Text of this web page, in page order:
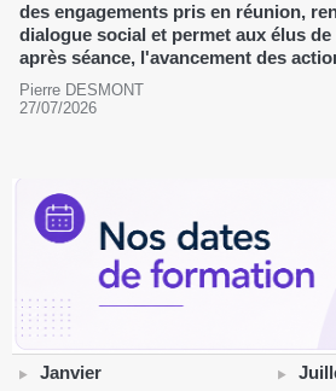
des engagements pris en réunion,
dialogue social et permet aux élus de
après séance, l'avancement des
Pierre DESMONT
27/07/2026
Janvier